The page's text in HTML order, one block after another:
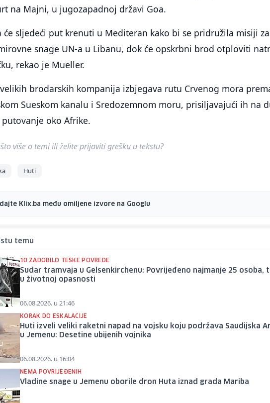
na Majni, u jugozapadnoj državi Goa.
će sljedeći put krenuti u Mediteran kako bi se pridružila misiji za
snage UN-a u Libanu, dok će opskrbni brod otploviti
rekao je Mueller.
brodarskih kompanija izbjegava rutu Crvenog mora
Sueskom kanalu i Sredozemnom moru, prisiljavajući ih na
oko Afrike.
više o temi ili želite prijaviti grešku u tekstu?
Huti
Klix.ba među omiljene izvore na Googlu
temu
10 ZADOBILO TEŠKE POVREDE
Sudar tramvaja u Gelsenkirchenu: Povrijeđeno najmanje 25 osoba,
u životnoj opasnosti
06.08.2026. u 21:46
KORAK DO ESKALACIJE
Huti izveli veliki raketni napad na vojsku koju podržava Saudijska
u Jemenu: Desetine ubijenih vojnika
06.08.2026. u 16:04
NEMA POVRIJEĐENIH
Vladine snage u Jemenu oborile dron Huta iznad grada Mariba